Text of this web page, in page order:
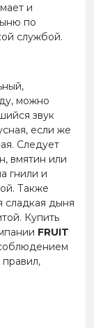
и
по
службой.
можно
звук
если же
Следует
вмятин или
гнили и
Также
сладкая дыня
Купить
FRUIT